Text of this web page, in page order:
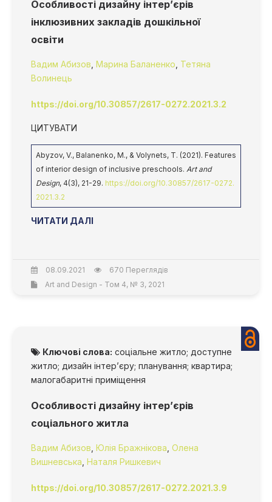
Особливості дизайну інтер’єрів
інклюзивних закладів дошкільної
освіти
Вадим Абизов Марина Баланенко Тетяна
Волинець
https://doi.org/10.30857/2617-0272.2021.3.2
ЦИТУВАТИ
Abyzov, V., Balanenko, M., & Volynets, T. (2021). Features
of interior design of inclusive preschools. Art and
Design, 4(3), 21-29. https://doi.org/10.30857/2617-0272.
2021.3.2
ЧИТАТИ ДАЛІ
08.09.2021
670 Переглядів
Art and Design - Том 4, № 3, 2021
Ключові слова: соціальне житло; доступне
житло; дизайн інтер’єру; планування; квартира;
малогабаритні приміщення
Особливості дизайну інтер’єрів
соціального житла
Вадим Абизов Юлія Бражнікова Олена
Вишневська Наталя Ришкевич
https://doi.org/10.30857/2617-0272.2021.3.9